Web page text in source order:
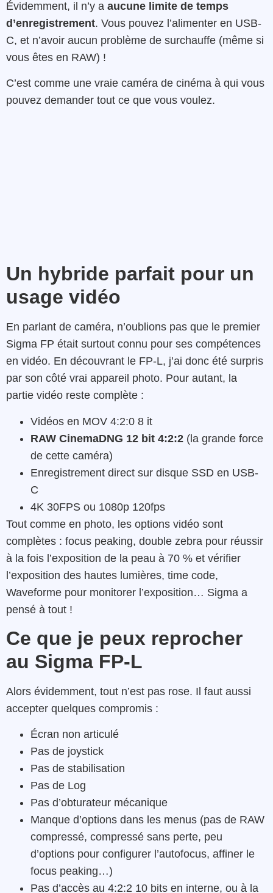
Évidemment, il n’y a aucune limite de temps
d’enregistrement. Vous pouvez l’alimenter en USB-
C, et n’avoir aucun problème de surchauffe (même si
vous êtes en RAW) !
C’est comme une vraie caméra de cinéma à qui vous
pouvez demander tout ce que vous voulez.
Un hybride parfait pour un
usage vidéo
En parlant de caméra, n’oublions pas que le premier
Sigma FP était surtout connu pour ses compétences
en vidéo. En découvrant le FP-L, j’ai donc été surpris
par son côté vrai appareil photo. Pour autant, la
partie vidéo reste complète :
Vidéos en MOV 4:2:0 8 it
RAW CinemaDNG 12 bit 4:2:2 (la grande force
de cette caméra)
Enregistrement direct sur disque SSD en USB-
C
4K 30FPS ou 1080p 120fps
Tout comme en photo, les options vidéo sont
complètes : focus peaking, double zebra pour réussir
à la fois l’exposition de la peau à 70 % et vérifier
l’exposition des hautes lumières, time code,
Waveforme pour monitorer l’exposition… Sigma a
pensé à tout !
Ce que je peux reprocher
au Sigma FP-L
Alors évidemment, tout n’est pas rose. Il faut aussi
accepter quelques compromis :
Écran non articulé
Pas de joystick
Pas de stabilisation
Pas de Log
Pas d’obturateur mécanique
Manque d’options dans les menus (pas de RAW
compressé, compressé sans perte, peu
d’options pour configurer l’autofocus, affiner le
focus peaking…)
Pas d’accès au 4:2:2 10 bits en interne, ou à la